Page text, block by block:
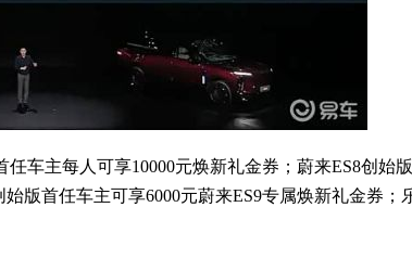
车主每人可享10000元焕新礼金券；蔚来ES8创始
版首任车主可享6000元蔚来ES9专属焕新礼金券；